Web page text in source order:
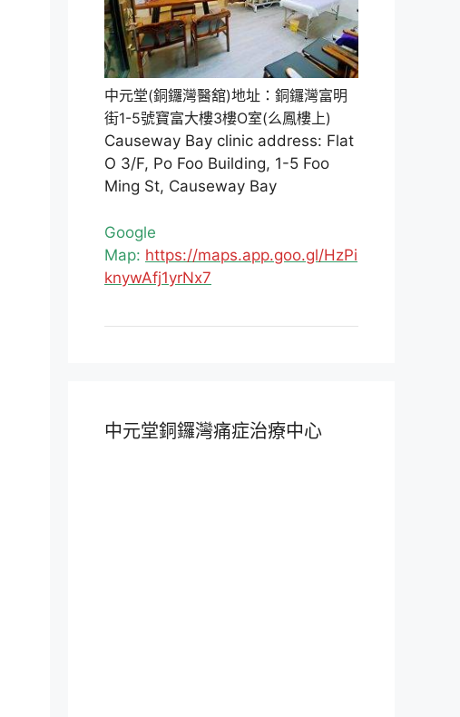
中元堂(銅鑼灣醫舘)地址：銅鑼灣富明
街1-5號寶富大樓3樓O室(么鳳樓上)
Causeway Bay clinic address: Flat
O 3/F, Po Foo Building, 1-5 Foo
Ming St, Causeway Bay
Google
Map: https://maps.app.goo.gl/HzPi
knywAfj1yrNx7
中元堂銅鑼灣痛症治療中心